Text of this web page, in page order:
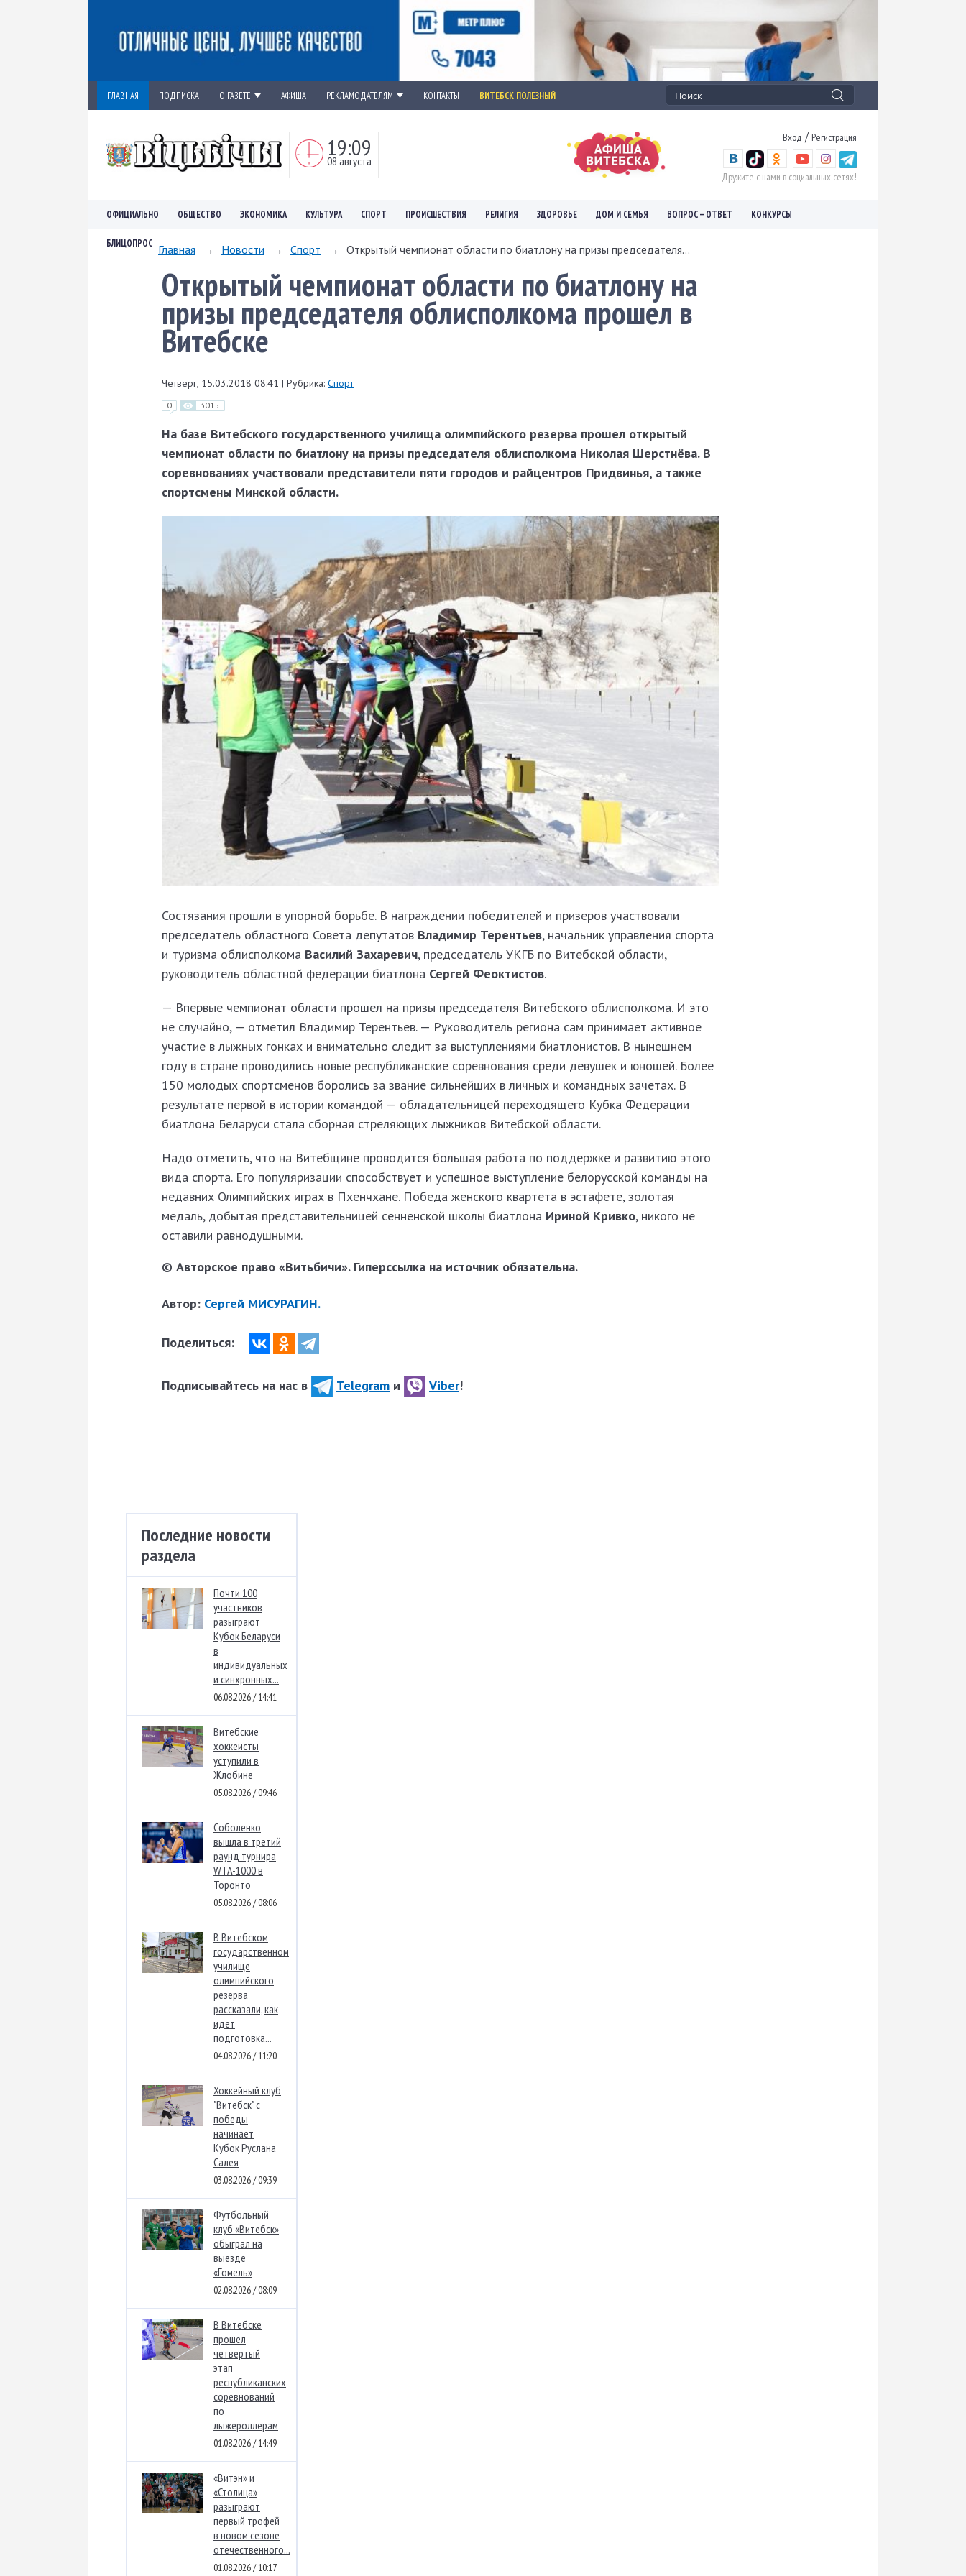
ГЛАВНАЯ ПОДПИСКА О ГАЗЕТЕ АФИША РЕКЛАМОДАТЕЛЯМ КОНТАКТЫ ВИТЕБСК ПОЛЕЗНЫЙ
19:09
08 августа
Вход / Регистрация
Дружите с нами в социальных сетях!
ОФИЦИАЛЬНО ОБЩЕСТВО ЭКОНОМИКА КУЛЬТУРА СПОРТ ПРОИСШЕСТВИЯ РЕЛИГИЯ ЗДОРОВЬЕ ДОМ И СЕМЬЯ ВОПРОС – ОТВЕТ КОНКУРСЫ
БЛИЦОПРОС Главная → Новости → Спорт → Открытый чемпионат области по биатлону на призы председателя...
Открытый чемпионат области по биатлону на
призы председателя облисполкома прошел в
Витебске
Четверг, 15.03.2018 08:41 | Рубрика: Спорт
0 3015
На базе Витебского государственного училища олимпийского резерва прошел открытый
чемпионат области по биатлону на призы председателя облисполкома Николая Шерстнёва. В
соревнованиях участ­вовали представители пяти городов и райцентров Придвинья, а также
спортсмены Минской области.
Состязания прошли в упорной борьбе. В награждении победителей и призеров участвовали
председатель областного Совета депутатов Владимир Терентьев, начальник управления спорта
и туризма облисполкома Василий Захаревич, председатель УКГБ по Витебской области,
руководитель областной федерации биатлона Сергей Феоктистов.
— Впервые чемпионат области прошел на призы председателя Витебского облисполкома. И это
не случайно, — отметил Владимир Терентьев. — Руководитель региона сам принимает активное
участие в лыжных гонках и внимательно следит за выступлениями биатлонистов. В нынешнем
году в стране проводились новые республиканские соревнования среди девушек и юношей. Более
150 молодых спортсменов боролись за звание сильнейших в личных и командных зачетах. В
результате первой в истории командой — обладательницей переходящего Кубка Федерации
биатлона Беларуси стала сборная стреляющих лыжников Витебской области.
Надо отметить, что на Витебщине проводится большая работа по поддержке и развитию этого
вида спорта. Его популяризации способствует и успешное выступление белорусской команды на
недавних Олимпийских играх в Пхенчхане. Победа женского квартета в эстафете, золотая
медаль, добытая представительницей сенненской школы биатлона Ириной Кривко, никого не
оставили равнодушными.
© Авторское право «Витьбичи». Гиперссылка на источник обязательна.
Автор: Сергей МИСУРАГИН.
Поделиться:
Подписывайтесь на нас в Telegram и Viber!
Последние новости
раздела
Почти 100
участников
разыграют
Кубок Беларуси
в
индивидуальных
и синхронных...
06.08.2026 / 14:41
Витебские
хоккеисты
уступили в
Жлобине
05.08.2026 / 09:46
Соболенко
вышла в третий
раунд турнира
WTA-1000 в
Торонто
05.08.2026 / 08:06
В Витебском
государственном
училище
олимпийского
резерва
рассказали, как
идет
подготовка...
04.08.2026 / 11:20
Хоккейный клуб
"Витебск" с
победы
начинает
Кубок Руслана
Салея
03.08.2026 / 09:39
Футбольный
клуб «Витебск»
обыграл на
выезде
«Гомель»
02.08.2026 / 08:09
В Витебске
прошел
четвертый
этап
республиканских
соревнований
по
лыжероллерам
01.08.2026 / 14:49
«Витэн» и
«Столица»
разыграют
первый трофей
в новом сезоне
отечественного...
01.08.2026 / 10:17